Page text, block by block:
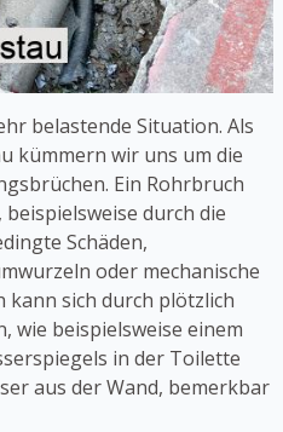
belastende Situation. Als
kümmern wir uns um die
Ein Rohrbruch
durch die
Schäden,
oder mechanische
kann sich durch plötzlich
wie beispielsweise einem
in der Toilette
aus der Wand, bemerkbar